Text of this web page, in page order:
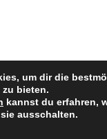
|Datenschutz
um dir die
bieten.
kannst du erfahren,
ausschalten.